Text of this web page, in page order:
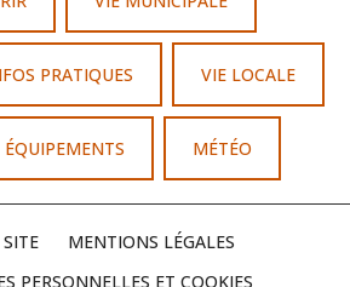
PRATIQUES VIE LOCALE
ÉQUIPEMENTS MÉTÉO
MENTIONS LÉGALES
PERSONNELLES ET COOKIES